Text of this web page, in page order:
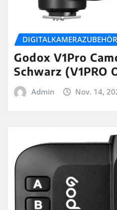
DIGITALKAMERAZUBEHÖR
Godox V1Pro
Schwarz (V1PRO
Admin Nov. 14,